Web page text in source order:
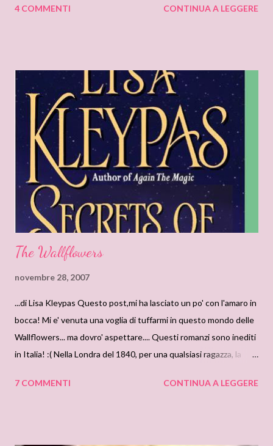
in Italia "I Cacciatori di Vampiri", un romanzo vampiresco con
vicino un'autrice americana: Colleen Gleason , che ha rilasciato
una bella intervista nel sito di Il Piacere della Lettura
4 COMMENTI CONTINUA A LEGGERE
The Wallflowers
novembre 28, 2007
...di Lisa Kleypas Questo post,mi ha lasciato un po' con l'amaro in
bocca! Mi e' venuta una voglia di tuffarmi in questo mondo delle
Wallflowers... ma dovro' aspettare.... Questi romanzi sono inediti
in Italia! :( Nella Londra del 1840, per una qualsiasi ragazza, la
solo… Vi erano ragazze - magari belle e intelligenti - ma per
7 COMMENTI CONTINUA A LEGGERE